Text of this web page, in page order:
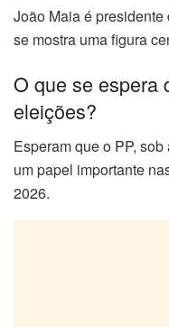
João Maia é
se mostra uma figura
O que se espera
eleições?
Esperam que o PP,
um papel importante
2026.